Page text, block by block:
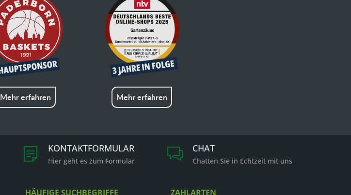
Mehr erfahren Mehr erfahren
KONTAKTFORMULAR
Hier geht es zum Formular
CHAT
Chatten Sie in Echtzeit mit uns
HÄUFIGE SUCHBEGRIFFE ZAHLARTEN